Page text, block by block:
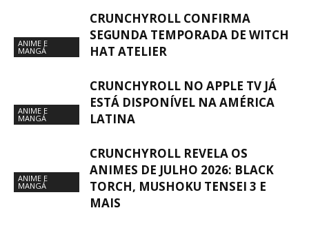
ANIME E
MANGÁ
CRUNCHYROLL CONFIRMA
SEGUNDA TEMPORADA DE WITCH
HAT ATELIER
ANIME E
MANGÁ
CRUNCHYROLL NO APPLE TV JÁ
ESTÁ DISPONÍVEL NA AMÉRICA
LATINA
ANIME E
MANGÁ
CRUNCHYROLL REVELA OS
ANIMES DE JULHO 2026: BLACK
TORCH, MUSHOKU TENSEI 3 E
MAIS